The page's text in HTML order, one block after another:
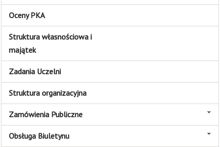
Oceny PKA
Struktura własnościowa i
majątek
Zadania Uczelni
Struktura organizacyjna
Zamówienia Publiczne
Obsługa Biuletynu